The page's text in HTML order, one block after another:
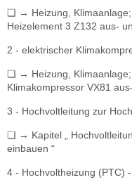
❏ → Heizung, Klimaanlage;
Heizelement 3 Z132 aus-
2 - elektrischer
❏ → Heizung, Klimaanlage;
Klimakompressor VX81
3 - Hochvoltleitung zur
❏ → Kapitel „
einbauen “
4 - Hochvoltheizung (PTC)